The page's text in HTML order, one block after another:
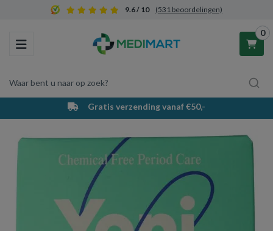
9.6 / 10 (531 beoordelingen)
Toggle navigation
Waar bent u naar op zoek?
0
Winkelwagen
Uw winkelwagen is leeg.
Vul hem met producten.
Gratis verzending vanaf €50,-